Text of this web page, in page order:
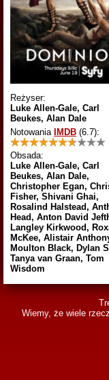
Reżyser:
Luke Allen-Gale, Carl
Beukes, Alan Dale
Notowania IMDB (6.7):
Obsada:
Luke Allen-Gale, Carl
Beukes, Alan Dale,
Christopher Egan,
Fisher, Shivani Ghai,
Rosalind Halstead,
Head, Anton David
Langley Kirkwood,
McKee, Alistair
Moulton Black, Dylan
Tanya van Graan, Tom
Wisdom
Wiemy, że wiele